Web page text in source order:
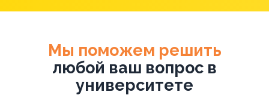
Мы поможем решить
любой ваш вопрос в
университете